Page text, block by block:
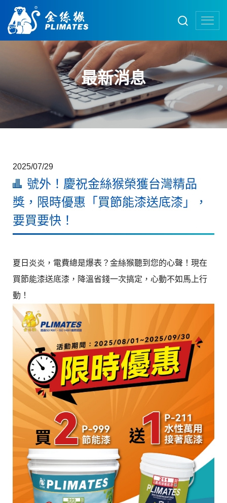
最新消息
2025/07/29
號外！慶祝金絲猴榮獲台灣精品
獎，限時優惠「買節能漆送底漆」，
要買要快！
夏日炎炎，電費總是爆表？金絲猴聽到您的心聲！現在
買節能漆送底漆，降溫省錢一次搞定，心動不如馬上行
動！